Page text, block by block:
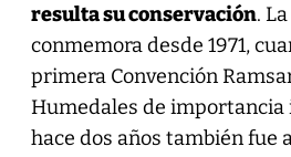
resulta su conservación.
conmemora desde 1971,
primera Convención
Humedales de
hace dos años también fue